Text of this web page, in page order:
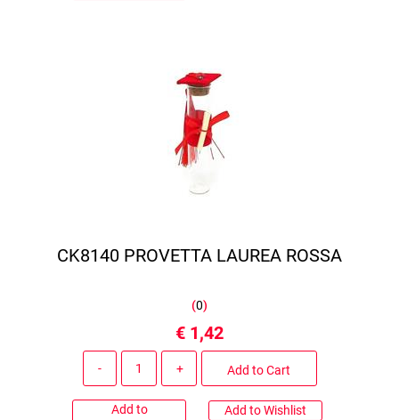
CK8140 PROVETTA LAUREA ROSSA
(0)
€ 1,42
Add to Cart
Add to
Add to Wishlist